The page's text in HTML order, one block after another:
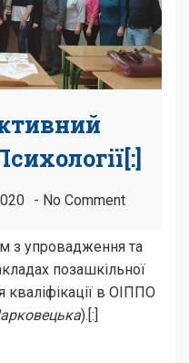
No Comment
з упровадження та
позашкільної
кваліфікації в ОІППО
).[:]